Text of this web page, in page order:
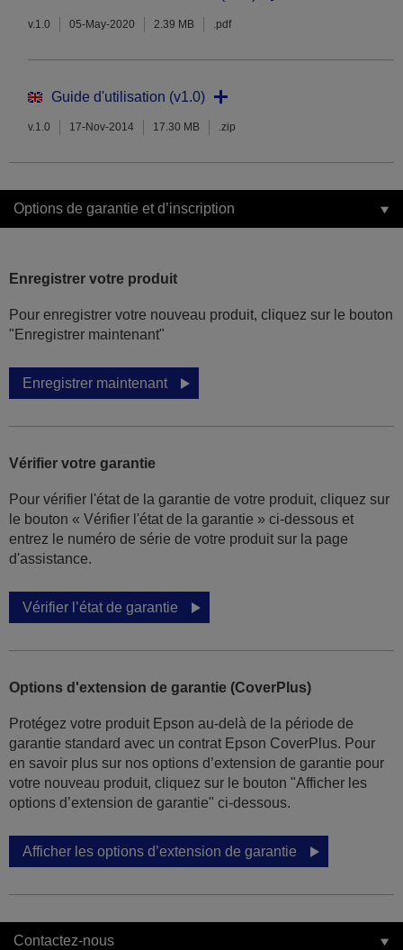
v.1.0 05-May-2020 2.39 MB .pdf
Guide d'utilisation (v1.0)
v.1.0 17-Nov-2014 17.30 MB .zip
Options de garantie et d’inscription
Enregistrer votre produit
Pour enregistrer votre nouveau produit, cliquez sur le bouton
"Enregistrer maintenant"
Enregistrer maintenant
Vérifier votre garantie
Pour vérifier l'état de la garantie de votre produit, cliquez sur
le bouton « Vérifier l'état de la garantie » ci-dessous et
entrez le numéro de série de votre produit sur la page
d'assistance.
Vérifier l’état de garantie
Options d'extension de garantie (CoverPlus)
Protégez votre produit Epson au-delà de la période de
garantie standard avec un contrat Epson CoverPlus. Pour
en savoir plus sur nos options d’extension de garantie pour
votre nouveau produit, cliquez sur le bouton "Afficher les
options d’extension de garantie" ci-dessous.
Afficher les options d’extension de garantie
Contactez-nous